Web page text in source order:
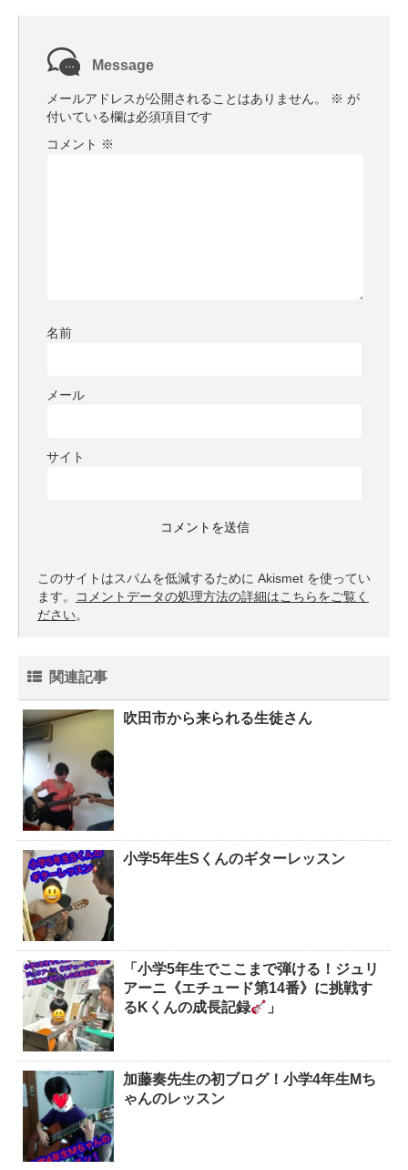
Message
メールアドレスが公開されることはありません。 ※ が
付いている欄は必須項目です
コメント ※
名前
メール
サイト
このサイトはスパムを低減するために Akismet を使ってい
ます。
コメントデータの処理方法の詳細はこちらをご覧く
ださい。
関連記事
吹田市から来られる生徒さん
小学5年生Sくんのギターレッスン
「小学5年生でここまで弾ける！ジュリ
アーニ《エチュード第14番》に挑戦す
るKくんの成長記録
」
加藤奏先生の初ブログ！小学4年生Mち
ゃんのレッスン